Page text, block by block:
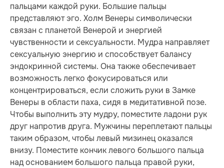
пальцами каждой руки. Большие пальцы
представляют эго. Холм Венеры символически
связан с планетой Венерой и энергией
чувственности и сексуальности. Мудра направляет
сексуальную энергию и способствует балансу
эндокринной системы. Она также обеспечивает
возможность легко фокусироваться или
концентрироваться, если сложить руки в Замке
Венеры в области паха, сидя в медитативной позе.
Чтобы выполнить эту мудру, поместите ладони рук
друг напротив друга. Мужчины переплетают пальцы
таким образом, чтобы левый мизинец оказался
внизу. Поместите кончик левого большого пальца
над основанием большого пальца правой руки,